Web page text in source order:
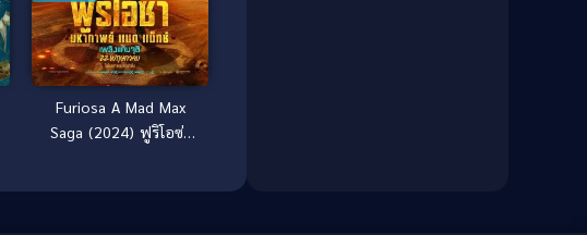
Furiosa A Mad Max
Saga (2024) ฟูริโอซ่า